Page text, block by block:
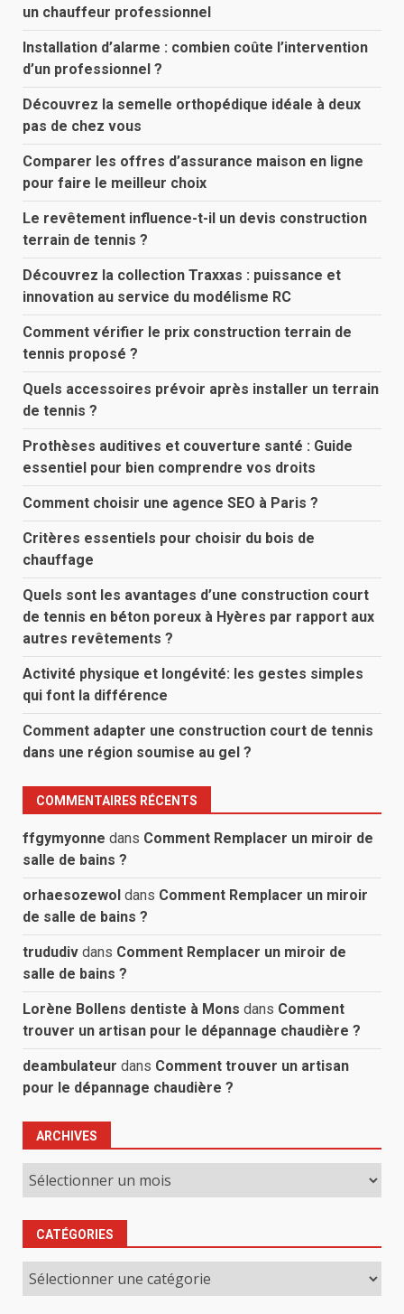
un chauffeur professionnel
Installation d’alarme : combien coûte l’intervention
d’un professionnel ?
Découvrez la semelle orthopédique idéale à deux
pas de chez vous
Comparer les offres d’assurance maison en ligne
pour faire le meilleur choix
Le revêtement influence-t-il un devis construction
terrain de tennis ?
Découvrez la collection Traxxas : puissance et
innovation au service du modélisme RC
Comment vérifier le prix construction terrain de
tennis proposé ?
Quels accessoires prévoir après installer un terrain
de tennis ?
Prothèses auditives et couverture santé : Guide
essentiel pour bien comprendre vos droits
Comment choisir une agence SEO à Paris ?
Critères essentiels pour choisir du bois de
chauffage
Quels sont les avantages d’une construction court
de tennis en béton poreux à Hyères par rapport aux
autres revêtements ?
Activité physique et longévité: les gestes simples
qui font la différence
Comment adapter une construction court de tennis
dans une région soumise au gel ?
COMMENTAIRES RÉCENTS
ffgymyonne dans Comment Remplacer un miroir de
salle de bains ?
orhaesozewol dans Comment Remplacer un miroir
de salle de bains ?
trududiv dans Comment Remplacer un miroir de
salle de bains ?
Lorène Bollens dentiste à Mons dans Comment
trouver un artisan pour le dépannage chaudière ?
deambulateur dans Comment trouver un artisan
pour le dépannage chaudière ?
ARCHIVES
Archives
CATÉGORIES
Catégories